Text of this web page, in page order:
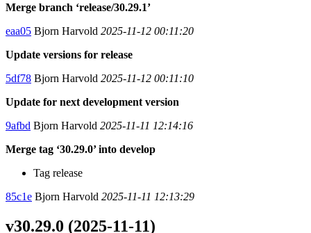
Merge branch ‘release/30.29.1’
eaa05 Bjorn Harvold 2025-11-12 00:11:20
Update versions for release
5df78 Bjorn Harvold 2025-11-12 00:11:10
Update for next development version
9afbd Bjorn Harvold 2025-11-11 12:14:16
Merge tag ‘30.29.0’ into develop
Tag release
85c1e Bjorn Harvold 2025-11-11 12:13:29
v30.29.0 (2025-11-11)